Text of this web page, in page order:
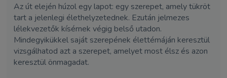
Az út elején húzol egy lapot: egy szerepet, amely tükröt
tart a jelenlegi élethelyzetednek. Ezután jelmezes
lélekvezetők kísérnek végig belső utadon.
Mindegyikükkel saját szerepének élettémáján keresztül
vizsgálhatod azt a szerepet, amelyet most élsz és azon
keresztül önmagadat.